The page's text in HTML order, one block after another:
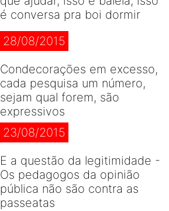
é conversa pra boi dormir
28/08/2015
Condecorações em excesso,
cada pesquisa um número,
sejam qual forem, são
expressivos
23/08/2015
E a questão da legitimidade -
Os pedagogos da opinião
pública não são contra as
passeatas